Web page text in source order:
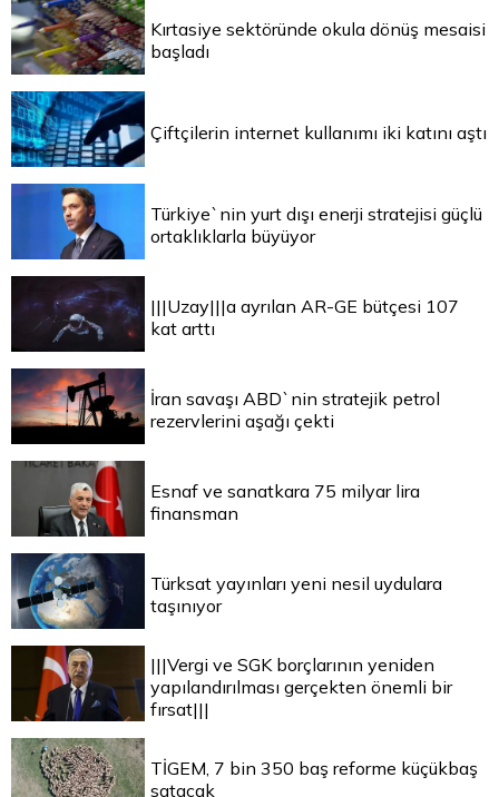
Kırtasiye sektöründe okula dönüş mesaisi
başladı
Çiftçilerin internet kullanımı iki katını aştı
Türkiye`nin yurt dışı enerji stratejisi güçlü
ortaklıklarla büyüyor
|||Uzay|||a ayrılan AR-GE bütçesi 107
kat arttı
İran savaşı ABD`nin stratejik petrol
rezervlerini aşağı çekti
Esnaf ve sanatkara 75 milyar lira
finansman
Türksat yayınları yeni nesil uydulara
taşınıyor
|||Vergi ve SGK borçlarının yeniden
yapılandırılması gerçekten önemli bir
fırsat|||
TİGEM, 7 bin 350 baş reforme küçükbaş
satacak